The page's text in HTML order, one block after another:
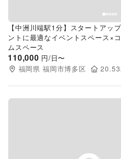
【中洲川端駅1分】スタートアッ
ントに最適なイベントスペース×
ムスペース
110,000 円/日〜
福岡県 福岡市博多区 20.53